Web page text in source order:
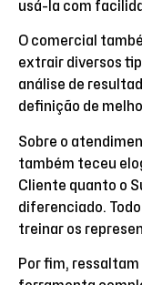
usá-la com
O comercial
extrair diversos
análise de
definição de
Sobre o
também teceu
Cliente quanto o
diferenciado.
treinar os
Por fim, ressaltam